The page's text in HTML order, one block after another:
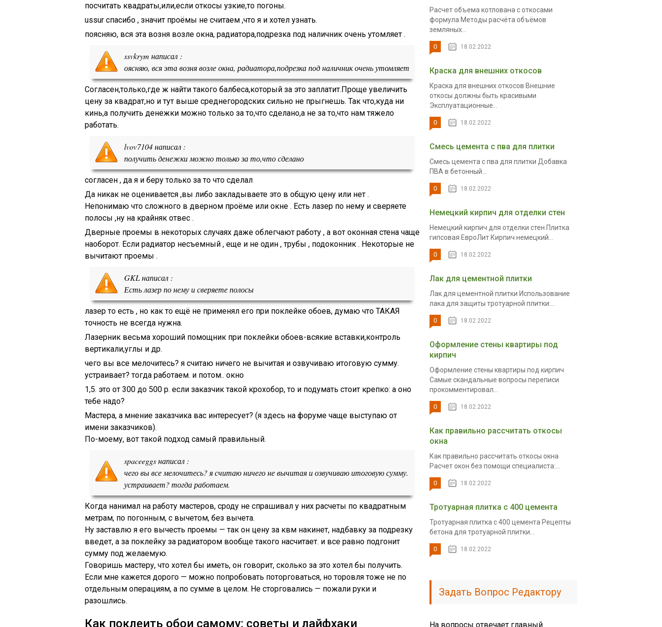
посчитать квадраты,или,если откосы узкие,то погоны.
ussur спасибо , значит проёмы не считаем ,что я и хотел узнать.
поясняю, вся эта возня возле окна, радиатора,подрезка под наличник очень утомляет .
ssvkrym написал :
оясняю, вся эта возня возле окна, радиатора,подрезка под наличник очень утомляет
Согласен,только,где ж найти такого балбеса,который за это заплатит.Проще увеличить
цену за квадрат,но и тут выше среднегородских сильно не прыгнешь. Так что,куда ни
кинь,а получить денежки можно только за то,что сделано,а не за то,что нам тяжело
работать.
lvov7104 написал :
получить денежки можно только за то,что сделано
согласен , да я и беру только за то что сделал
Да никак не оценивается ,вы либо закладываете это в общую цену или нет .
Непонимаю что сложного в дверном проёме или окне . Есть лазер по нему и сверяете
полосы ,ну на крайняк отвес .
Дверные проемы в некоторых случаях даже облегчают работу , а вот оконная стена чаще
наоборот. Если радиатор несъемный , еще и не один , трубы , подоконник . Некоторые не
вычитают проемы .
GKL написал :
Есть лазер по нему и сверяете полосы
лазер то есть , но как то ещё не применял его при поклейке обоев, думаю что ТАКАЯ
точность не всегда нужна.
Лазерник весьма хороший помощник при поклейки обоев-всякие вставки,контроль
вертикали,углы и др.
чего вы все мелочитесь? я считаю ничего не вычитая и озвучиваю итоговую сумму.
устраивает? тогда работаем. и потом.. окно
1,5. это от 300 до 500 р. если заказчик такой крохобор, то и подумать стоит крепко: а оно
тебе надо?
Мастера, а мнение заказчика вас интересует? (я здесь на форуме чаще выступаю от
имени заказчиков).
По-моему, вот такой подход самый правильный.
spaceeggs написал :
чего вы все мелочитесь? я считаю ничего не вычитая и озвучиваю итоговую сумму.
устраивает? тогда работаем.
Когда нанимал на работу мастеров, сроду не спрашивал у них расчеты по квадратным
метрам, по погонным, с вычетом, без вычета.
Ну заставлю я его вычесть проемы — так он цену за квм накинет, надбавку за подрезку
введет, а за поклейку за радиатором вообще такого насчитает. и все равно подгонит
сумму под желаемую.
Говоришь мастеру, что хотел бы иметь, он говорит, сколько за это хотел бы получить.
Если мне кажется дорого — можно попробовать поторговаться, но торовля тоже не по
отдельным операциям, а по сумме в целом. Не сторговались — пожали руки и
разошлись.
Как поклеить обои самому: советы и лайфхаки
Расчет объема котлована с откосами
формула Методы расчёта объёмов
земляных...
0 18.02.2022
Краска для внешних откосов
Краска для внешних откосов Внешние
откосы должны быть красивыми
Эксплуатационные...
0 18.02.2022
Смесь цемента с пва для плитки
Смесь цемента с пва для плитки Добавка
ПВА в бетонный...
0 18.02.2022
Немецкий кирпич для отделки стен
Немецкий кирпич для отделки стен Плитка
гипсовая ЕвроЛит Кирпич немецкий...
0 18.02.2022
Лак для цементной плитки
Лак для цементной плитки Использование
лака для защиты тротуарной плитки:...
0 18.02.2022
Оформление стены квартиры под
кирпич
Оформление стены квартиры под кирпич
Самые скандальные вопросы переписи
прокомментировал...
0 18.02.2022
Как правильно рассчитать откосы
окна
Как правильно рассчитать откосы окна
Расчет окон без помощи специалиста:...
0 18.02.2022
Тротуарная плитка с 400 цемента
Тротуарная плитка с 400 цемента Рецепты
бетона для тротуарной плитки...
0 18.02.2022
Задать Вопрос Редактору
На вопросы отвечает главный